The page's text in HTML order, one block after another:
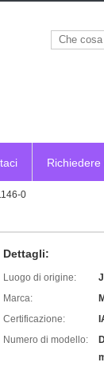
0
Dettagli:
Luogo di origine:
Marca:
Certificazione:
Numero di modello: